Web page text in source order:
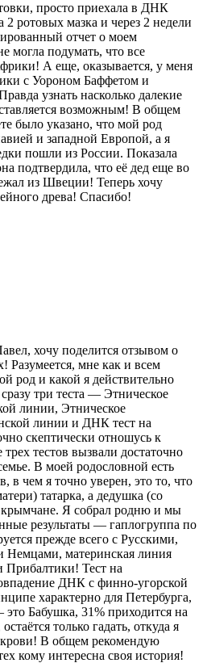
просто приехала в ДНК
2 ротовых мазка и через 2 недели
отчет о моем
могла подумать, что все
А еще, оказывается, у меня
с Уороном Баффетом и
узнать насколько далекие
возможным! В общем
было указано, что мой род
и западной Европой, а я
пошли из России. Показала
подтвердила, что её дед еще во
из Швеции! Теперь хочу
древа! Спасибо!
хочу поделится отзывом о
Разумеется, мне как и всем
род и какой я действительно
три теста — Этническое
линии, Этническое
линии и ДНК тест на
скептически отношусь к
тестов вызвали достаточно
В моей родословной есть
в чем я точно уверен, это то, что
татарка, а дедушка (со
Я собрал родню и мы
результаты — гаплогруппа по
прежде всего с Русскими,
Немцами, материнская линия
Прибалтики! Тест на
ДНК с финно-угорской
характерно для Петербурга,
Бабушка, 31% приходится на
только гадать, откуда я
крови! В общем рекомендую
кому интересна своя история!